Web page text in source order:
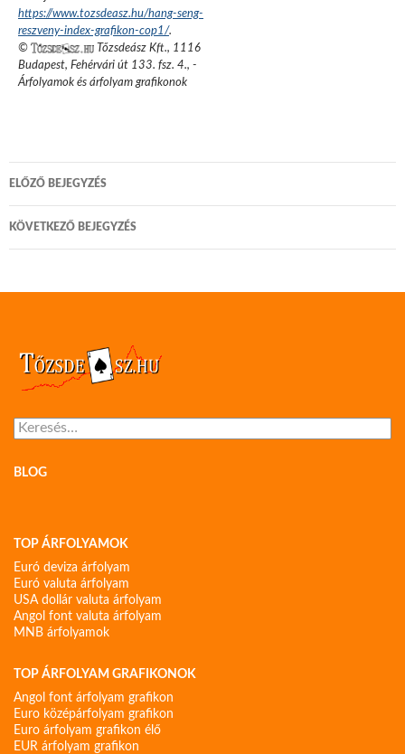
https://www.tozsdeasz.hu/hang-seng-
reszveny-index-grafikon-cop1/.
©
Tőzsdeász Kft., 1116
Budapest, Fehérvári út 133. fsz. 4., -
Árfolyamok és árfolyam grafikonok
Bejegyzés
navigáció
ELŐZŐ BEJEGYZÉS
KÖVETKEZŐ BEJEGYZÉS
Keresés:
BLOG
TOP ÁRFOLYAMOK
Euró deviza árfolyam
Euró valuta árfolyam
USA dollár valuta árfolyam
Angol font valuta árfolyam
MNB árfolyamok
TOP ÁRFOLYAM GRAFIKONOK
Angol font árfolyam grafikon
Euro középárfolyam grafikon
Euro árfolyam grafikon élő
EUR árfolyam grafikon